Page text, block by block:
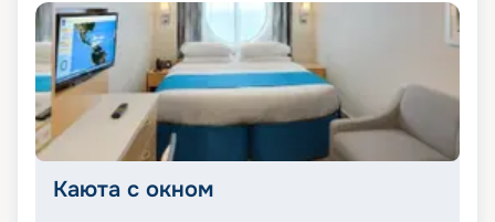
Каюта с окном